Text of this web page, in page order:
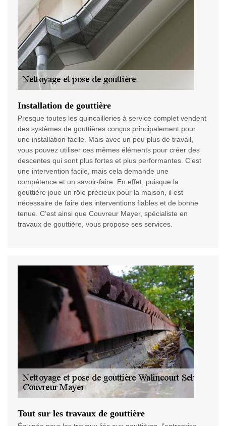
Installation de gouttière
Presque toutes les quincailleries à service complet vendent
des systèmes de gouttières conçus principalement pour
une installation facile. Mais avec un peu plus de travail,
vous pouvez utiliser ces mêmes éléments pour créer des
descentes qui sont plus fortes et plus performantes. C’est
une intervention facile, mais cela demande une
compétence et un savoir-faire. En effet, puisque la
gouttière joue un rôle précieux pour la maison, il est
nécessaire de faire des interventions fiables et de bonne
tenue. C’est ainsi que Couvreur Mayer, spécialiste en
travaux de gouttière, vous propose ses services.
Tout sur les travaux de gouttière